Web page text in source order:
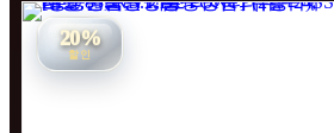
20%
할인